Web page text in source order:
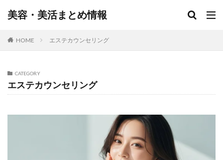
美容・美活まとめ情報
HOME エステカウンセリング
CATEGORY
エステカウンセリング